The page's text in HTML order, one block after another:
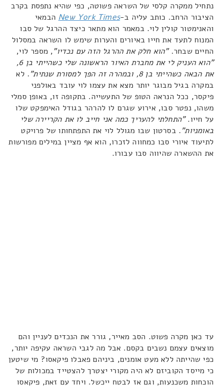
נתחיל ממקרה קלסי של השראה פשוטה, כפי שהיא נתפסת בקרב
הציבור הרחב. כותב עליה ב-New York Times הבמאי
והאנימטור קולין לוי. במאמר הוא מתאר כיצד ההרגל של סבו
המנוח לתעד את חייו באיורים והערות שימש לו השראה במסלול
החיים שבחר."הוא חלק את ההרגל הזה עם נכדיו", מספר לוי,
"הוא העניק לי את מחברת האיור הראשונה שלי כשהייתי בן 6,
את הבאה כשהייתי בן 8, ובמהרה זה הפך למסורת שנתית"
. לא
במקרה בגיל מבוגר יותר מצא את עצמו לוי עובד באולפני
פיקסר, ככל הנראה הטופ של התעשייה. בתקופה זו, באופן סמלי
משהו, נפטר סבו, אירוע שגרם לו להרהר בגודל האימפקט שלו
על חייו."התחלתי להעריך כמה אני חייב לו את הקריירה שלי
באומניות". בסרטון שבו מגולל לוי את התפתחותו של פרויקט
לתיעוד איורי סבו כמחווה לזכרו, הוא אף מציין במילים מפורשות
את ההשארה שהיווה סבו עבורו.
עד כאן מקרה פשוט. הסב מאייר, גורר את הנכדים לעניין והם
מוצאים עצמם נשבים בקסם. אבל מה לגבי השראה עקיפה יותר,
כפי שהייתה ללא מעט אומנים, ביניהם פאבלו פיקאסו? מי שיטען
כי מייסד הקוביזם לא היה מקורי יצטרך להצטייד במכולות של
הוכחות משכנעות, וגם אז לבטח ייכשל. ויחד עם זאת, פיקאסו